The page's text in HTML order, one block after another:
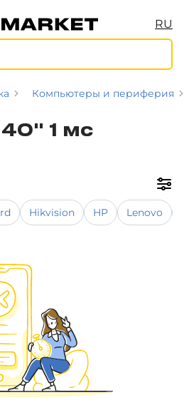
RU
Компьютеры и периферия
1 мс
Hikvision HP Lenovo